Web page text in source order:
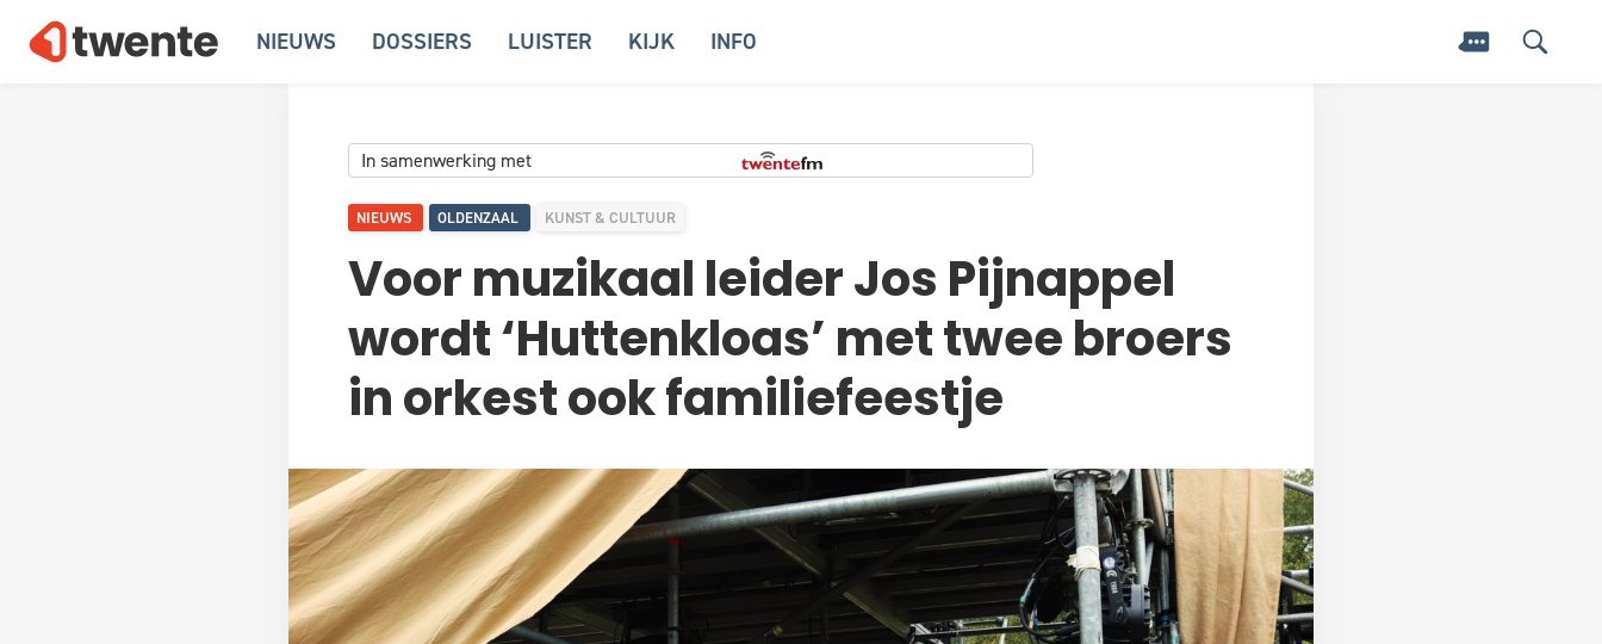
NIEUWS DOSSIERS LUISTER KIJK INFO
In samenwerking met
NIEUWS OLDENZAAL KUNST & CULTUUR
Voor muzikaal leider Jos Pijnappel
wordt ‘Huttenkloas’ met twee broers
in orkest ook familiefeestje